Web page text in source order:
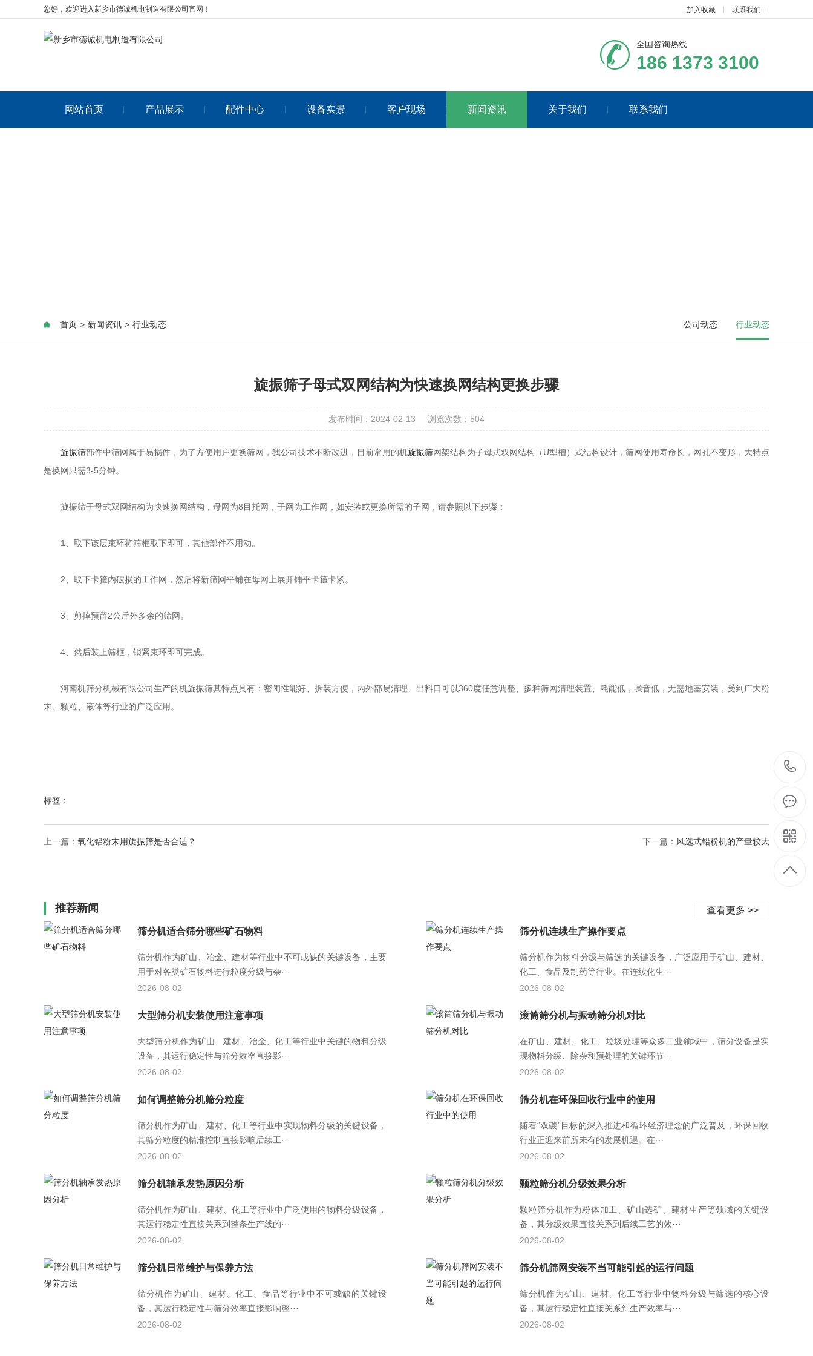
您好，欢迎进入新乡市德诚机电制造有限公司官网！ 加入收藏 联系我们
全国咨询热线
186 1373 3100
网站首页 产品展示 配件中心 设备实景 客户现场 新闻资讯 关于我们 联系我们
首页 > 新闻资讯 > 行业动态 公司动态 行业动态
旋振筛子母式双网结构为快速换网结构更换步骤
发布时间：2024-02-13 浏览次数：504
旋振筛部件中筛网属于易损件，为了方便用户更换筛网，我公司技术不断改进，目前常用的机旋振筛网架结构为子母式双网结构（U型槽）式结构设计，筛网使用寿命长，网孔不变形，大特点
是换网只需3-5分钟。
旋振筛子母式双网结构为快速换网结构，母网为8目托网，子网为工作网，如安装或更换所需的子网，请参照以下步骤：
1、取下该层束环将筛框取下即可，其他部件不用动。
2、取下卡箍内破损的工作网，然后将新筛网平铺在母网上展开铺平卡箍卡紧。
3、剪掉预留2公斤外多余的筛网。
4、然后装上筛框，锁紧束环即可完成。
河南机筛分机械有限公司生产的机旋振筛其特点具有：密闭性能好、拆装方便，内外部易清理、出料口可以360度任意调整、多种筛网清理装置、耗能低，噪音低，无需地基安装，受到广大粉
末、颗粒、液体等行业的广泛应用。
标签：
上一篇： 氧化铝粉末用旋振筛是否合适？ 下一篇： 风选式铅粉机的产量较大
查看更多 >>
推荐新闻
筛分机适合筛分哪些矿石物料
筛分机作为矿山、冶金、建材等行业中不可或缺的关键设备，主要
用于对各类矿石物料进行粒度分级与杂···
2026-08-02
筛分机连续生产操作要点
筛分机作为物料分级与筛选的关键设备，广泛应用于矿山、建材、
化工、食品及制药等行业。在连续化生···
2026-08-02
大型筛分机安装使用注意事项
大型筛分机作为矿山、建材、冶金、化工等行业中关键的物料分级
设备，其运行稳定性与筛分效率直接影···
2026-08-02
滚筒筛分机与振动筛分机对比
在矿山、建材、化工、垃圾处理等众多工业领域中，筛分设备是实
现物料分级、除杂和预处理的关键环节···
2026-08-02
如何调整筛分机筛分粒度
筛分机作为矿山、建材、化工等行业中实现物料分级的关键设备，
其筛分粒度的精准控制直接影响后续工···
2026-08-02
筛分机在环保回收行业中的使用
随着“双碳”目标的深入推进和循环经济理念的广泛普及，环保回收
行业正迎来前所未有的发展机遇。在···
2026-08-02
筛分机轴承发热原因分析
筛分机作为矿山、建材、化工等行业中广泛使用的物料分级设备，
其运行稳定性直接关系到整条生产线的···
2026-08-02
颗粒筛分机分级效果分析
颗粒筛分机作为粉体加工、矿山选矿、建材生产等领域的关键设
备，其分级效果直接关系到后续工艺的效···
2026-08-02
筛分机日常维护与保养方法
筛分机作为矿山、建材、化工、食品等行业中不可或缺的关键设
备，其运行稳定性与筛分效率直接影响整···
2026-08-02
筛分机筛网安装不当可能引起的运行问题
筛分机作为矿山、建材、化工等行业中物料分级与筛选的核心设
备，其运行稳定性直接关系到生产效率与···
2026-08-02